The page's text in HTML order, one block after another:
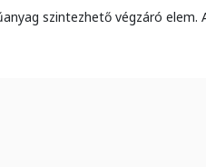
szintezhető végzáró elem.